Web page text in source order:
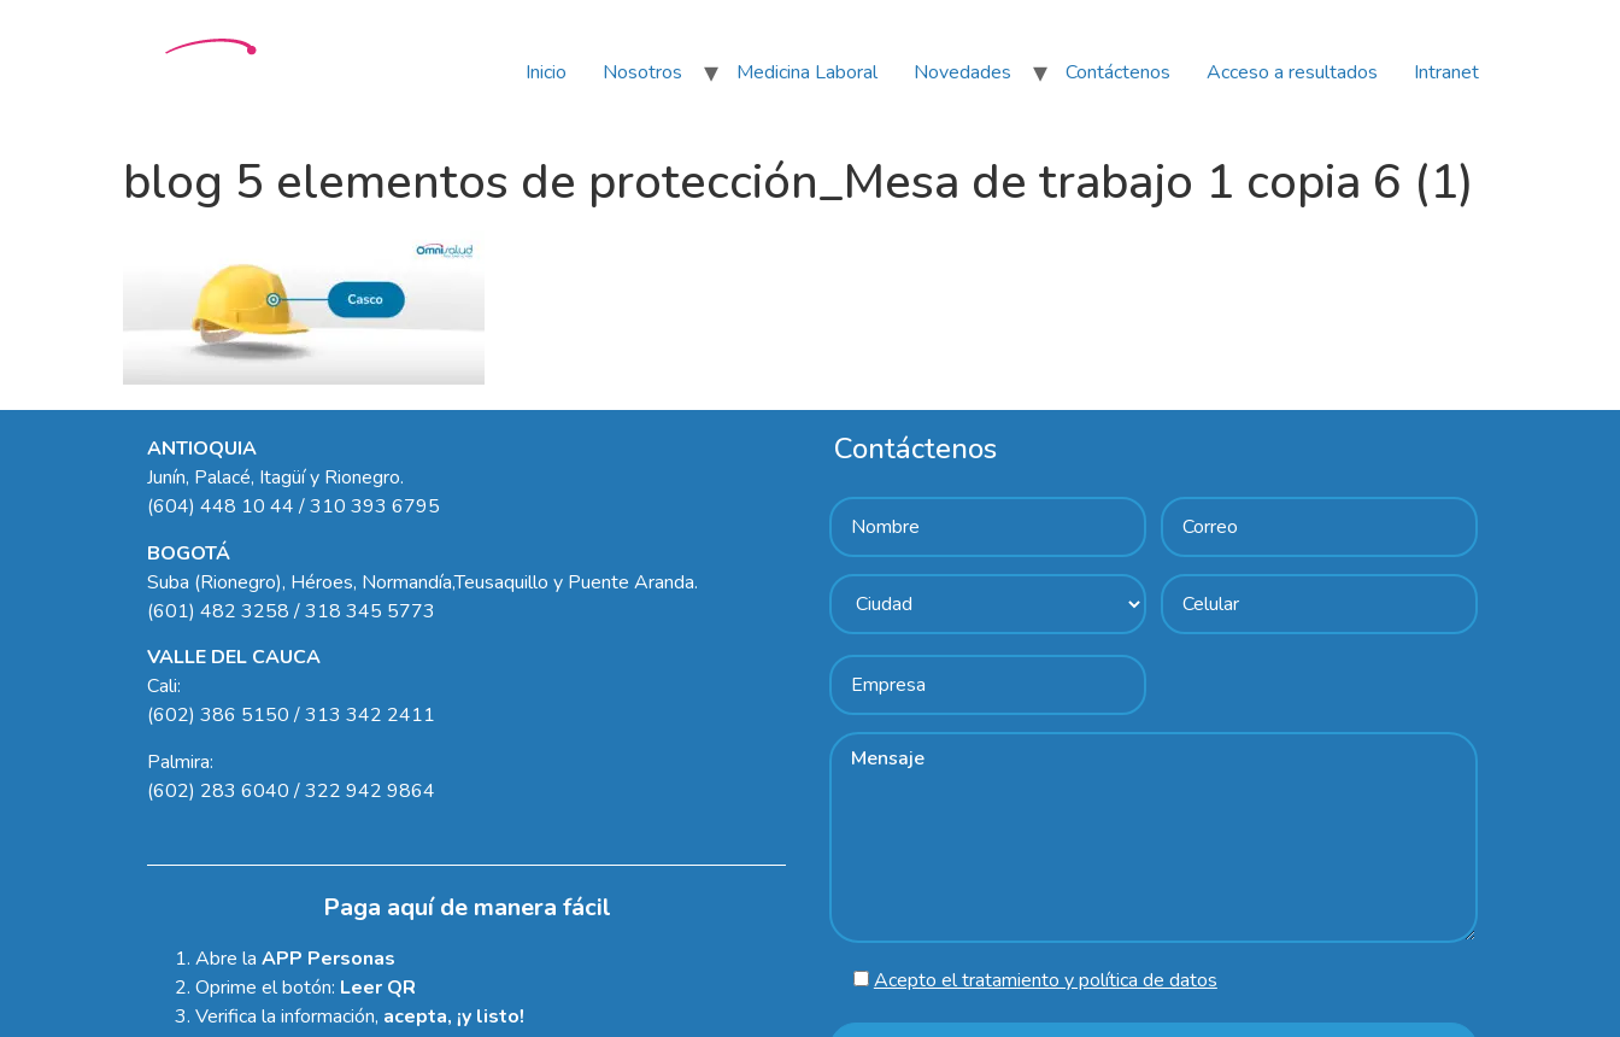
Inicio Nosotros Medicina Laboral Novedades Contáctenos Acceso a resultados Intranet
blog 5 elementos de protección_Mesa de trabajo 1 copia 6 (1)
ANTIOQUIA
Junín, Palacé, Itagüí y Rionegro.
(604) 448 10 44 / 310 393 6795
BOGOTÁ
Suba (Rionegro), Héroes, Normandía,Teusaquillo y Puente Aranda.
(601) 482 3258 / 318 345 5773
VALLE DEL CAUCA
Cali:
(602) 386 5150 / 313 342 2411
Palmira:
(602) 283 6040 / 322 942 9864
Paga aquí de manera fácil
Abre la APP Personas
Oprime el botón: Leer QR
Verifica la información, acepta, ¡y listo!
Contáctenos
Acepto el tratamiento y política de datos